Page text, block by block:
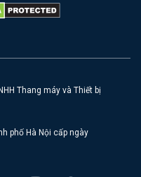
Thang máy và Thiết bị
phố Hà Nội cấp ngày